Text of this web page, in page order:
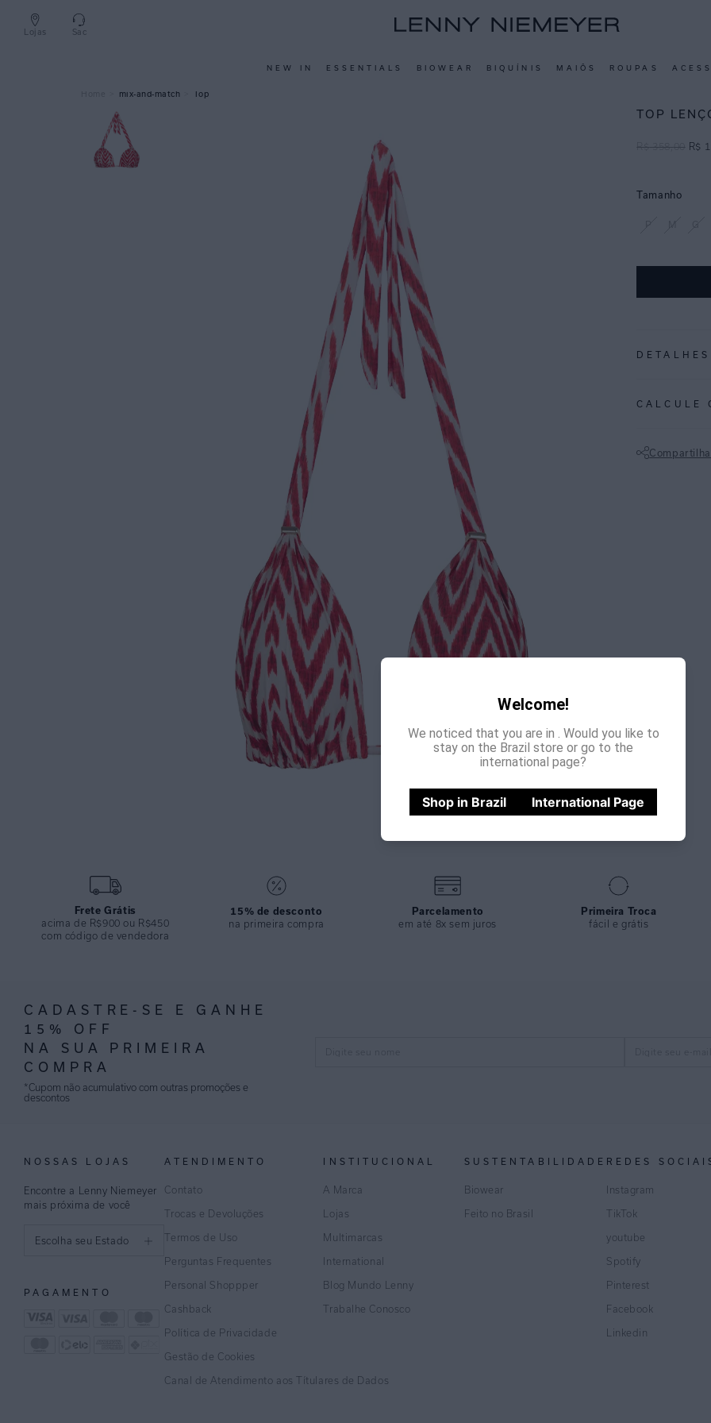
Lojas Sac
NEW IN ESSENTIALS BIOWEAR BIQUÍNIS MAIÔS ROUPAS
Welcome!
We noticed that you are in . Would you like to
stay on the Brazil store or go to the
international page?
Shop in Brazil International Page
mix-and-match Top
TOP
R$ 358,00 R$
Tamanho
artesanal.
CALCULE
Frete Grátis
acima de R$900 ou R$450
com código de vendedora
15% de desconto
na primeira compra
Parcelamento
em até 8x sem juros
Primeira Troca
fácil e grátis
CADASTRE-SE E GANHE
15% OFF
NA SUA PRIMEIRA
COMPRA
*Cupom não acumulativo com outras promoções e
descontos
NOSSAS LOJAS
Encontre a Lenny Niemeyer
mais próxima de você
Escolha seu Estado
PAGAMENTO
ATENDIMENTO
Contato
Trocas e Devoluções
Termos de Uso
Perguntas Frequentes
Personal Shoppper
Cashback
Política de Privacidade
Gestão de Cookies
Canal de Atendimento aos Títulares de Dados
INSTITUCIONAL
A Marca
Lojas
Multimarcas
International
Blog Mundo Lenny
Trabalhe Conosco
SUSTENTABILIDADE
Biowear
Feito no Brasil
REDES
Instagram
TikTok
youtube
Spotify
Pinterest
Facebook
Linkedin